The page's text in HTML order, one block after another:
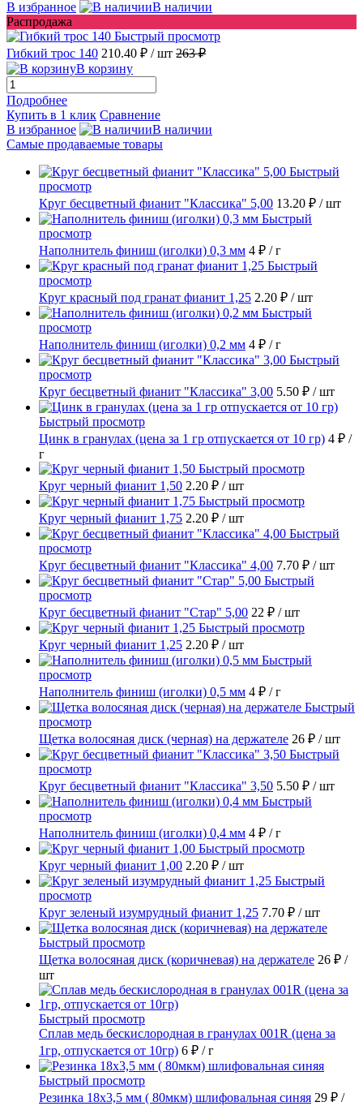
В избранное
В наличии
Распродажа
Быстрый просмотр
Гибкий трос 140 210.40 ₽ / шт 263 ₽
В корзину
Подробнее
Купить в 1 клик Сравнение
В избранное
В наличии
Самые продаваемые товары
Быстрый
просмотр
Круг бесцветный фианит "Классика" 5,00 13.20 ₽ / шт
Быстрый
просмотр
Наполнитель финиш (иголки) 0,3 мм 4 ₽ / г
Быстрый
просмотр
Круг красный под гранат фианит 1,25 2.20 ₽ / шт
Быстрый
просмотр
Наполнитель финиш (иголки) 0,2 мм 4 ₽ / г
Быстрый
просмотр
Круг бесцветный фианит "Классика" 3,00 5.50 ₽ / шт
Быстрый просмотр
Цинк в гранулах (цена за 1 гр отпускается от 10 гр) 4 ₽ /
г
Быстрый просмотр
Круг черный фианит 1,50 2.20 ₽ / шт
Быстрый просмотр
Круг черный фианит 1,75 2.20 ₽ / шт
Быстрый
просмотр
Круг бесцветный фианит "Классика" 4,00 7.70 ₽ / шт
Быстрый
просмотр
Круг бесцветный фианит "Стар" 5,00 22 ₽ / шт
Быстрый просмотр
Круг черный фианит 1,25 2.20 ₽ / шт
Быстрый
просмотр
Наполнитель финиш (иголки) 0,5 мм 4 ₽ / г
Быстрый
просмотр
Щетка волосяная диск (черная) на держателе 26 ₽ / шт
Быстрый
просмотр
Круг бесцветный фианит "Классика" 3,50 5.50 ₽ / шт
Быстрый
просмотр
Наполнитель финиш (иголки) 0,4 мм 4 ₽ / г
Быстрый просмотр
Круг черный фианит 1,00 2.20 ₽ / шт
Быстрый
просмотр
Круг зеленый изумрудный фианит 1,25 7.70 ₽ / шт
Быстрый просмотр
Щетка волосяная диск (коричневая) на держателе 26 ₽ /
шт
Быстрый просмотр
Сплав медь бескислородная в гранулах 001R (цена за
1гр, отпускается от 10гр) 6 ₽ / г
Быстрый просмотр
Резинка 18х3,5 мм ( 80мкм) шлифовальная синяя 29 ₽ /